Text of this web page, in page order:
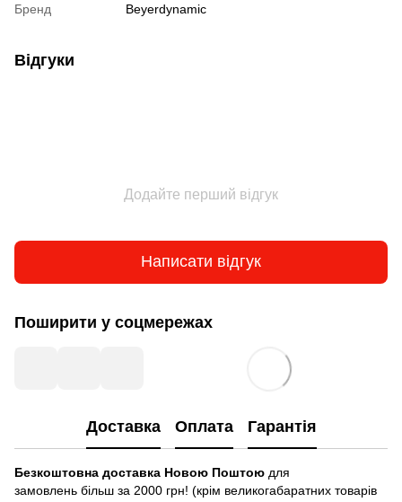
Бренд Beyerdynamic
Відгуки
Додайте перший відгук
Написати відгук
Поширити у соцмережах
Доставка Оплата Гарантія
Безкоштовна доставка Новою Поштою для
замовлень більш за 2000 грн! (крім великогабаратних товарів